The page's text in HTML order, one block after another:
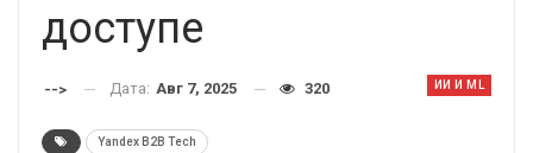
доступе
ИИ И ML
--> Дата: Авг 7, 2025 320
Yandex B2B Tech